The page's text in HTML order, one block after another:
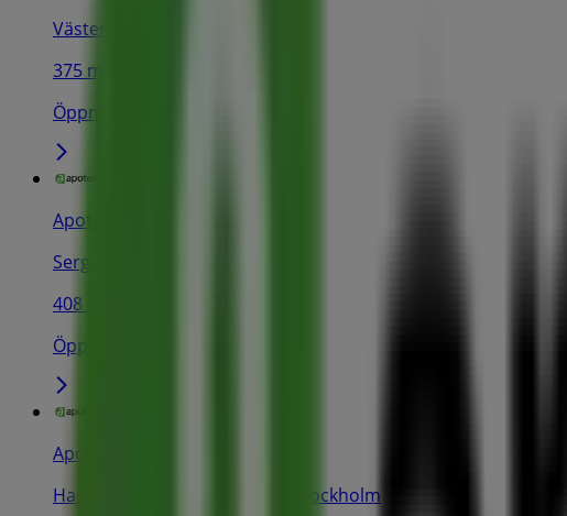
Västerlånggatan 16, Stockholm
375 m
Öppna
Apoteket
Sergelgången 14, Stockholm
408 m
Öppna
Apoteket
Hamngatan 10-14, Pk-Huset, Stockholm